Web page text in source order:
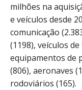
milhões na
e veículos desde
comunicação
(1198), veículos
equipamentos de
(806), aeronaves
rodoviários (165).